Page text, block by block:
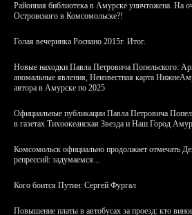
Районная библиотека в Амурске уничтожена. На
Островского в Комсомольске?!
Голая вечеринка Роснано 2015г. Итог.
Новые находки Павла Петровича Попельского:
аномальные явления, Неизвестная карта
автора в Амурске по 2025
Официальные публикации Павла Петровича
в газетах Тихоокеанская Звезда и Наш Город
Комсомольск официально продолжает отмечать
репрессий: задумаемся...
Кого боится Путин: Сергей Фургал
Повышение платы в автобусах за проезд: кто